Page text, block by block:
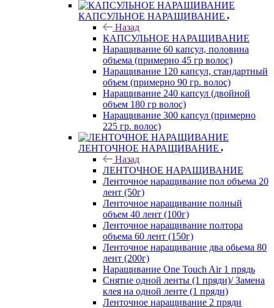
КАПСУЛЬНОЕ НАРАЩИВАНИЕ
Назад
КАПСУЛЬНОЕ НАРАЩИВАНИЕ
Наращивание 60 капсул, половина
объема (примерно 45 гр волос)
Наращивание 120 капсул, стандартный
объем (примерно 90 гр. волос)
Наращивание 240 капсул (двойной
объем 180 гр волос)
Наращивание 300 капсул (примерно
225 гр. волос)
ЛЕНТОЧНОЕ НАРАЩИВАНИЕ
Назад
ЛЕНТОЧНОЕ НАРАЩИВАНИЕ
Ленточное наращивание пол объема 20
лент (50г)
Ленточное наращивание полный
объем 40 лент (100г)
Ленточное наращивание полтора
объема 60 лент (150г)
Ленточное наращивание два обьема 80
лент (200г)
Наращивание One Touch Air 1 прядь
Снятие одной ленты (1 пряди)/ Замена
клея на одной ленте (1 пряди)
Ленточное наращивание 2 пряди